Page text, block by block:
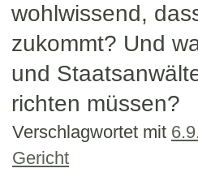
wohlwissend,
zukommt? Und
und
richten müssen?
Verschlagwortet mit
Gericht